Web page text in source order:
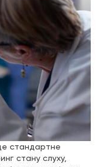
стандартне
стану слуху,